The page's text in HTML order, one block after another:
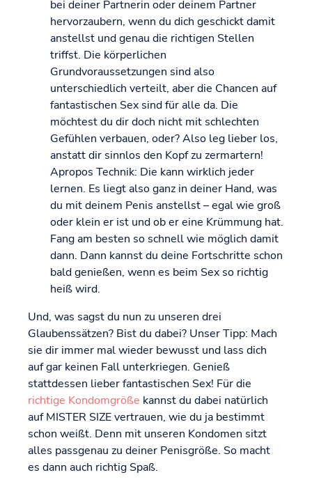
bei deiner Partnerin oder deinem Partner
hervorzaubern, wenn du dich geschickt damit
anstellst und genau die richtigen Stellen
triffst. Die körperlichen
Grundvoraussetzungen sind also
unterschiedlich verteilt, aber die Chancen auf
fantastischen Sex sind für alle da. Die
möchtest du dir doch nicht mit schlechten
Gefühlen verbauen, oder? Also leg lieber los,
anstatt dir sinnlos den Kopf zu zermartern!
Apropos Technik: Die kann wirklich jeder
lernen. Es liegt also ganz in deiner Hand, was
du mit deinem Penis anstellst – egal wie groß
oder klein er ist und ob er eine Krümmung hat.
Fang am besten so schnell wie möglich damit
dann. Dann kannst du deine Fortschritte schon
bald genießen, wenn es beim Sex so richtig
heiß wird.
Und, was sagst du nun zu unseren drei
Glaubenssätzen? Bist du dabei? Unser Tipp: Mach
sie dir immer mal wieder bewusst und lass dich
auf gar keinen Fall unterkriegen. Genieß
stattdessen lieber fantastischen Sex! Für die
richtige Kondomgröße kannst du dabei natürlich
auf MISTER SIZE vertrauen, wie du ja bestimmt
schon weißt. Denn mit unseren Kondomen sitzt
alles passgenau zu deiner Penisgröße. So macht
es dann auch richtig Spaß.